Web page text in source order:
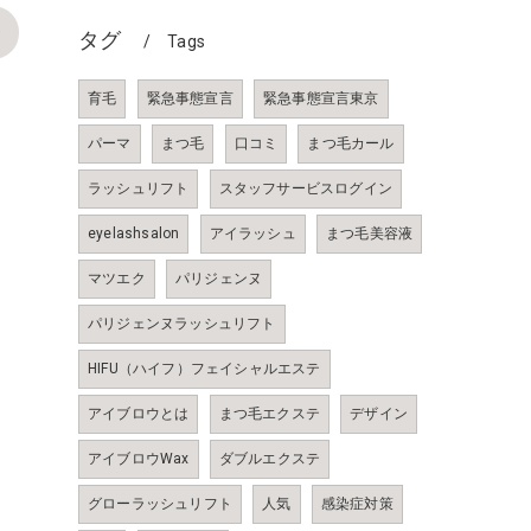
タグ Tags
育毛 緊急事態宣言 緊急事態宣言東京
パーマ まつ毛 口コミ まつ毛カール
ラッシュリフト スタッフサービスログイン
eyelashsalon アイラッシュ まつ毛美容液
マツエク パリジェンヌ
パリジェンヌラッシュリフト
HIFU（ハイフ）フェイシャルエステ
アイブロウとは まつ毛エクステ デザイン
アイブロウWax ダブルエクステ
グローラッシュリフト 人気 感染症対策